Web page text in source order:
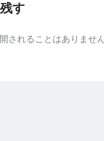
す
されることはありません